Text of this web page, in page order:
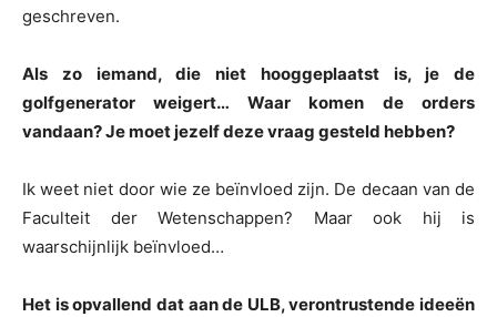
geschreven.
Als zo iemand, die niet hooggeplaatst is, je de
golfgenerator weigert… Waar komen de orders
vandaan? Je moet jezelf deze vraag gesteld hebben?
Ik weet niet door wie ze beïnvloed zijn. De decaan van de
Faculteit der Wetenschappen? Maar ook hij is
waarschijnlijk beïnvloed…
Het is opvallend dat aan de ULB, verontrustende ideeën